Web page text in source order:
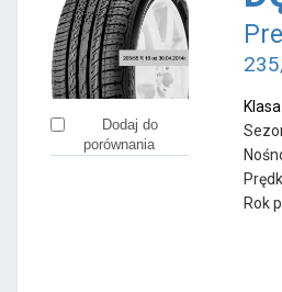
Dodaj do
porównania
Klasa
Rok